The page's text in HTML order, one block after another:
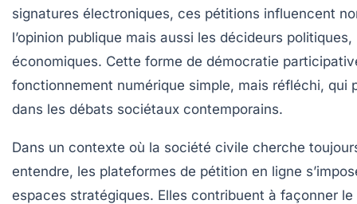
signatures électroniques, ces pétitions influencent
l’opinion publique mais aussi les décideurs
économiques. Cette forme de démocratie
fonctionnement numérique simple, mais réfléchi, qui
dans les débats sociétaux contemporains.
Dans un contexte où la société civile cherche
entendre, les plateformes de pétition en ligne
espaces stratégiques. Elles contribuent à façonner